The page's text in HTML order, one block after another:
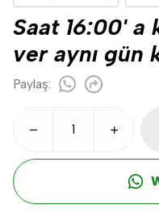
Saat 16:00' a
ver aynı gün
Paylaş: